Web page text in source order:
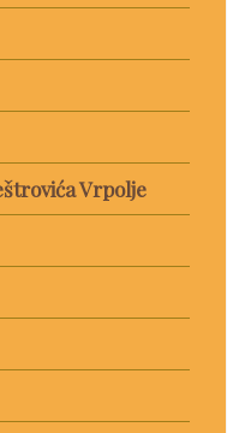
Vrpolje